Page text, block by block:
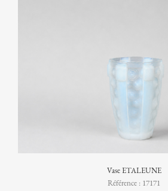
Vase ETALEUNE
Référence : 17171